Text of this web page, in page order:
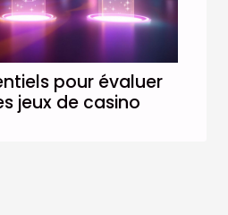
pour évaluer
jeux de casino